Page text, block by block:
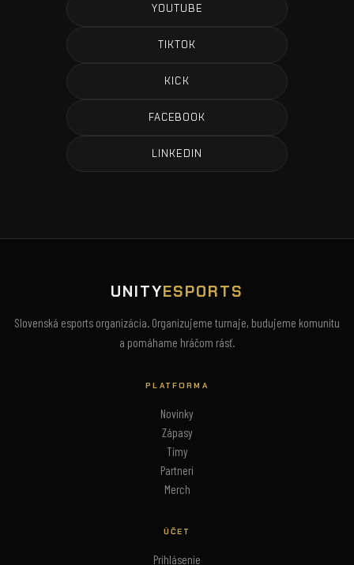
YOUTUBE
TIKTOK
KICK
FACEBOOK
LINKEDIN
UNITYESPORTS
Slovenská esports organizácia. Organizujeme turnaje, budujeme komunitu
a pomáhame hráčom rásť.
PLATFORMA
Novinky
Zápasy
Tímy
Partneri
Merch
ÚČET
Prihlásenie